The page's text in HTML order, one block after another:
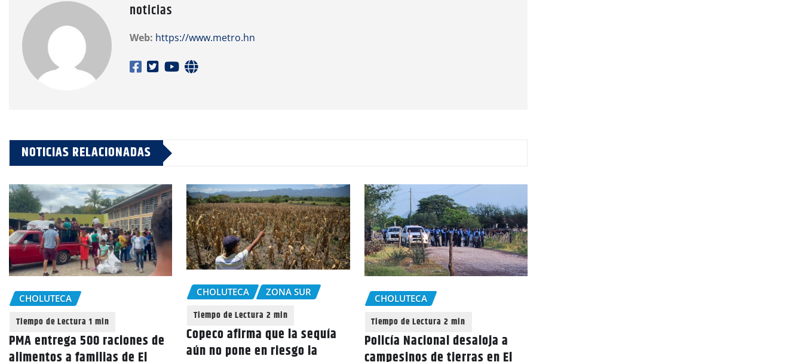
noticias
Web: https://www.metro.hn
NOTICIAS RELACIONADAS
CHOLUTECA
PMA entrega 500 raciones de
alimentos a familias de El
CHOLUTECA ZONA SUR
Copeco afirma que la sequía
aún no pone en riesgo la
CHOLUTECA
Policía Nacional desaloja a
campesinos de tierras en El